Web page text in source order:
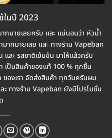
ในปี 2023
กมายเลยครับ และ แน่นอนว่า หัวน้ำ
ากมายเลย และ ทางร้าน Vapeban
และ รสชาติเข้มข้น มาให้แล้วครับ
เป็นสินค้าของแท้ 100 % ทุกชิ้น
องเรา จัดส่งสินค้า ทุกวันครับผม
ทางร้าน Vapeban ยังมีโปรโมชั่น